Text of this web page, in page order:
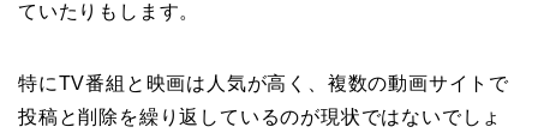
ていたりもします。
特にTV番組と映画は人気が高く、複数の動画サイトで
投稿と削除を繰り返しているのが現状ではないでしょ